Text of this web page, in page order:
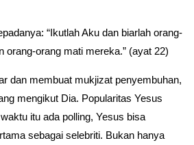
“Ikutlah Aku dan biarlah orang-
orang-orang mati mereka.” (ayat 22)
dan membuat mukjizat penyembuhan,
mengikut Dia. Popularitas Yesus
itu ada polling, Yesus bisa
sebagai selebriti. Bukan hanya